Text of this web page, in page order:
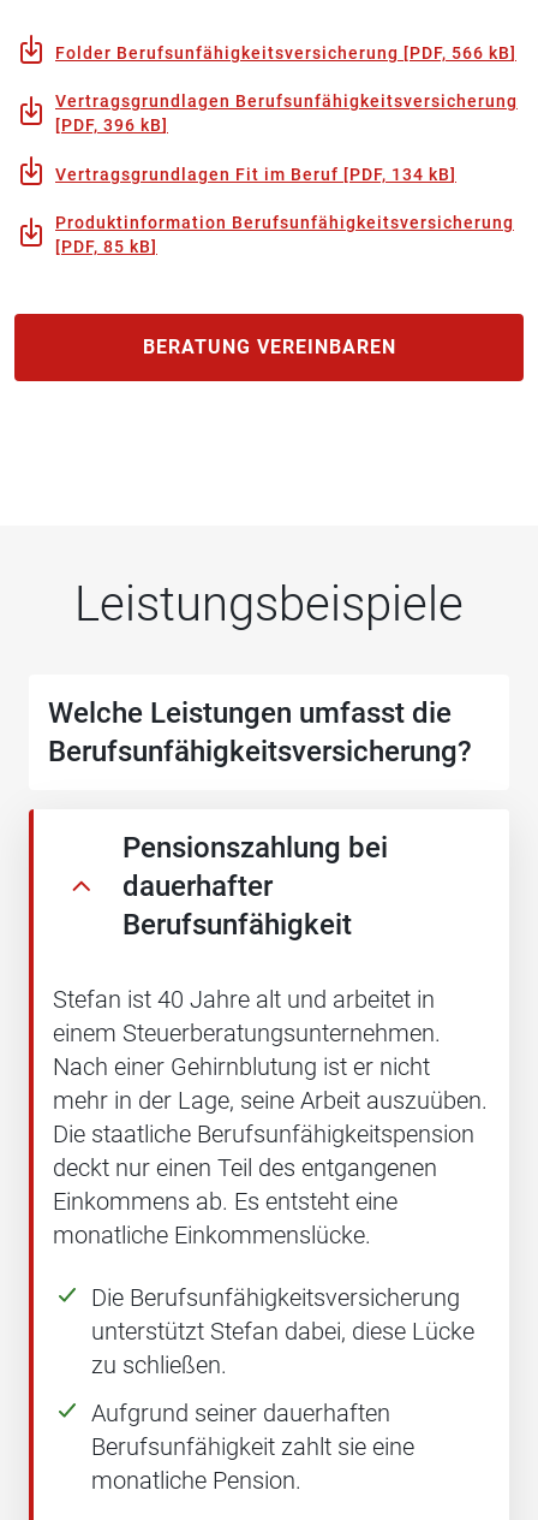
Folder Berufsunfähigkeitsversicherung [PDF, 566 kB]
Vertragsgrundlagen Berufsunfähigkeitsversicherung
[PDF, 396 kB]
Vertragsgrundlagen Fit im Beruf [PDF, 134 kB]
Produktinformation Berufsunfähigkeitsversicherung
[PDF, 85 kB]
BERATUNG VEREINBAREN
Leistungsbeispiele
Welche Leistungen umfasst die
Berufsunfähigkeitsversicherung?
Pensionszahlung bei
dauerhafter
Berufsunfähigkeit
Stefan ist 40 Jahre alt und arbeitet in
einem Steuerberatungsunternehmen.
Nach einer Gehirnblutung ist er nicht
mehr in der Lage, seine Arbeit auszuüben.
Die staatliche Berufsunfähigkeitspension
deckt nur einen Teil des entgangenen
Einkommens ab. Es entsteht eine
monatliche Einkommenslücke.
Die Berufsunfähigkeitsversicherung
unterstützt Stefan dabei, diese Lücke
zu schließen.
Aufgrund seiner dauerhaften
Berufsunfähigkeit zahlt sie eine
monatliche Pension.